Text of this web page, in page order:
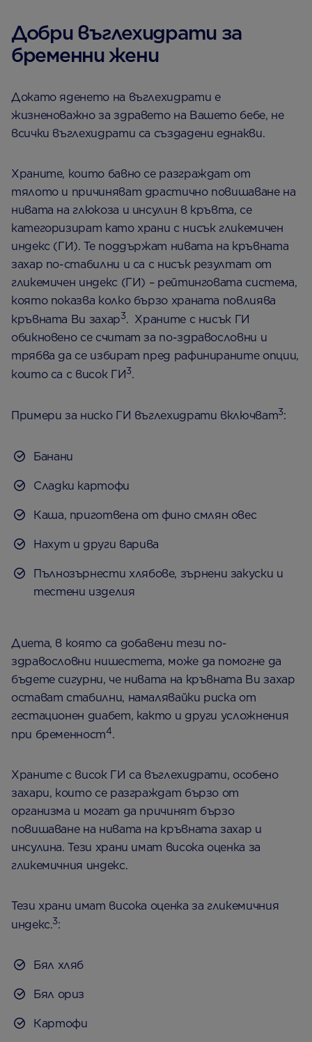
Добри въглехидрати за
бременни жени
Докато яденето на въглехидрати е
жизненоважно за здравето на Вашето бебе, не
всички въглехидрати са създадени еднакви.
Храните, които бавно се разграждат от
тялото и причиняват драстично повишаване на
нивата на глюкоза и инсулин в кръвта, се
категоризират като храни с нисък гликемичен
индекс (ГИ). Те поддържат нивата на кръвната
захар по-стабилни и са с нисък резултат от
гликемичен индекс (ГИ) – рейтинговата система,
която показва колко бързо храната повлиява
кръвната Ви захар3. Храните с нисък ГИ
обикновено се считат за по-здравословни и
трябва да се избират пред рафинираните опции,
които са с висок ГИ3.
Примери за ниско ГИ въглехидрати включват3:
Банани
Сладки картофи
Каша, приготвена от фино смлян овес
Нахут и други варива
Пълнозърнести хлябове, зърнени закуски и
тестени изделия
Диета, в която са добавени тези по-
здравословни нишестета, може да помогне да
бъдете сигурни, че нивата на кръвната Ви захар
остават стабилни, намалявайки риска от
гестационен диабет, както и други усложнения
при бременност4.
Храните с висок ГИ са въглехидрати, особено
захари, които се разграждат бързо от
организма и могат да причинят бързо
повишаване на нивата на кръвната захар и
инсулина. Тези храни имат висока оценка за
гликемичния индекс.
Тези храни имат висока оценка за гликемичния
индекс.3:
Бял хляб
Бял ориз
Картофи